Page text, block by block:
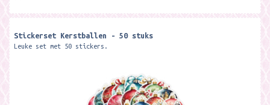
Stickerset Kerstballen - 50 stuks
Leuke set met 50 stickers.